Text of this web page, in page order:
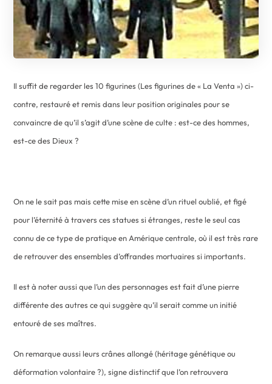
Il suffit de regarder les 10 figurines (Les figurines de « La Venta ») ci-
contre, restauré et remis dans leur position originales pour se
convaincre de qu’il s’agit d’une scène de culte : est-ce des hommes,
est-ce des Dieux ?
On ne le sait pas mais cette mise en scène d’un rituel oublié, et figé
pour l’éternité à travers ces statues si étranges, reste le seul cas
connu de ce type de pratique en Amérique centrale, où il est très rare
de retrouver des ensembles d’offrandes mortuaires si importants.
Il est à noter aussi que l’un des personnages est fait d’une pierre
différente des autres ce qui suggère qu’il serait comme un initié
entouré de ses maîtres.
On remarque aussi leurs crânes allongé (héritage génétique ou
déformation volontaire ?), signe distinctif que l’on retrouvera